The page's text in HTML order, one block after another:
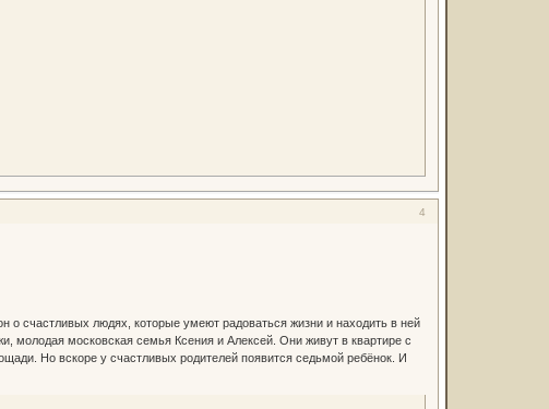
4
о счастливых людях, которые умеют радоваться жизни и находить в ней
молодая московская семья Ксения и Алексей. Они живут в квартире с
Но вскоре у счастливых родителей появится седьмой ребёнок. И